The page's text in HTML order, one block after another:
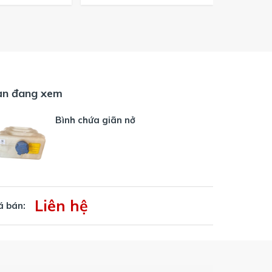
đang xem
Bình chứa giãn nở
bán: Liên hệ